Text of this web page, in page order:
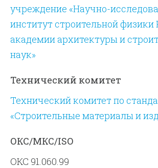
учреждение «Научно-
институт строительной физики
академии архитектуры и
наук»
Технический комитет
Технический комитет по
«Строительные материалы и
ОКС/МКС/ISO
ОКС 91.060.99